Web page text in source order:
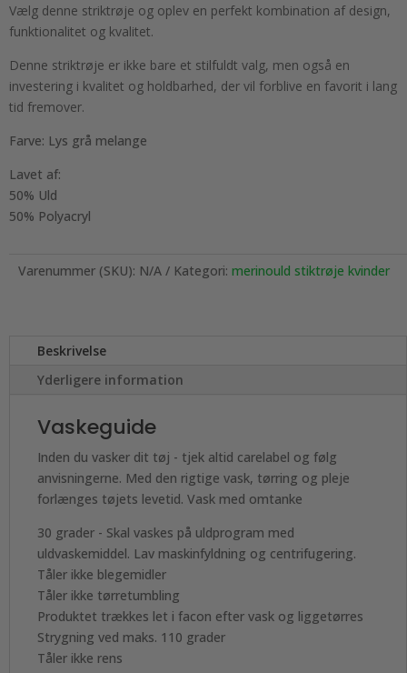
Vælg denne striktrøje og oplev en perfekt kombination af design,
funktionalitet og kvalitet.
Denne striktrøje er ikke bare et stilfuldt valg, men også en
investering i kvalitet og holdbarhed, der vil forblive en favorit i lang
tid fremover.
Farve: Lys grå melange
Lavet af:
50% Uld
50% Polyacryl
Varenummer (SKU): N/A Kategori: merinould stiktrøje kvinder
Beskrivelse
Yderligere information
Vaskeguide
Inden du vasker dit tøj - tjek altid carelabel og følg
anvisningerne. Med den rigtige vask, tørring og pleje
forlænges tøjets levetid. Vask med omtanke
30 grader - Skal vaskes på uldprogram med
uldvaskemiddel. Lav maskinfyldning og centrifugering.
Tåler ikke blegemidler
Tåler ikke tørretumbling
Produktet trækkes let i facon efter vask og liggetørres
Strygning ved maks. 110 grader
Tåler ikke rens